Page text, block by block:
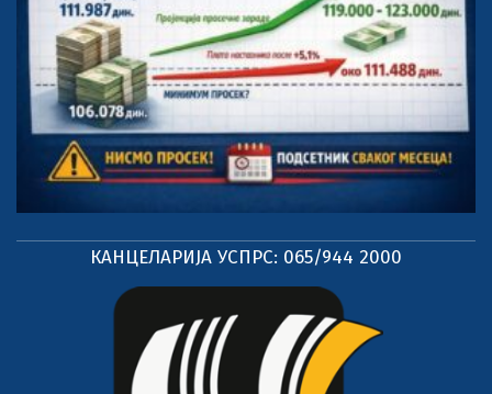
КАНЦЕЛАРИЈА УСПРС: 065/944 2000